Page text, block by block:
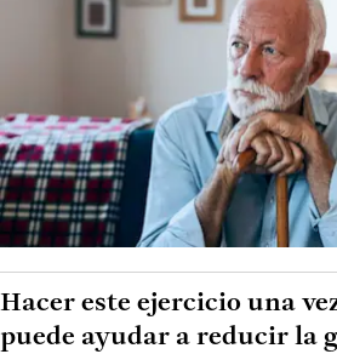
Hacer este ejercicio una
puede ayudar a reducir la